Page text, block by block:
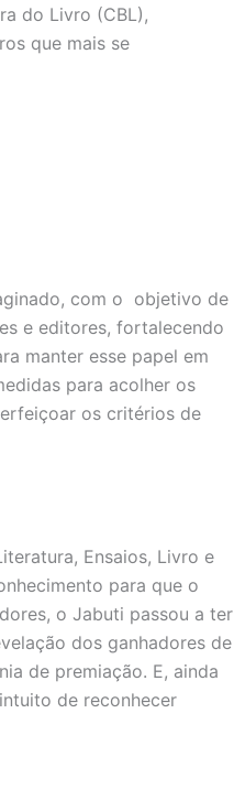
do Livro (CBL),
que mais se
com o objetivo de
e editores, fortalecendo
manter esse papel em
para acolher os
os critérios de
Ensaios, Livro e
para que o
o Jabuti passou a ter
dos ganhadores de
de premiação. E, ainda
de reconhecer